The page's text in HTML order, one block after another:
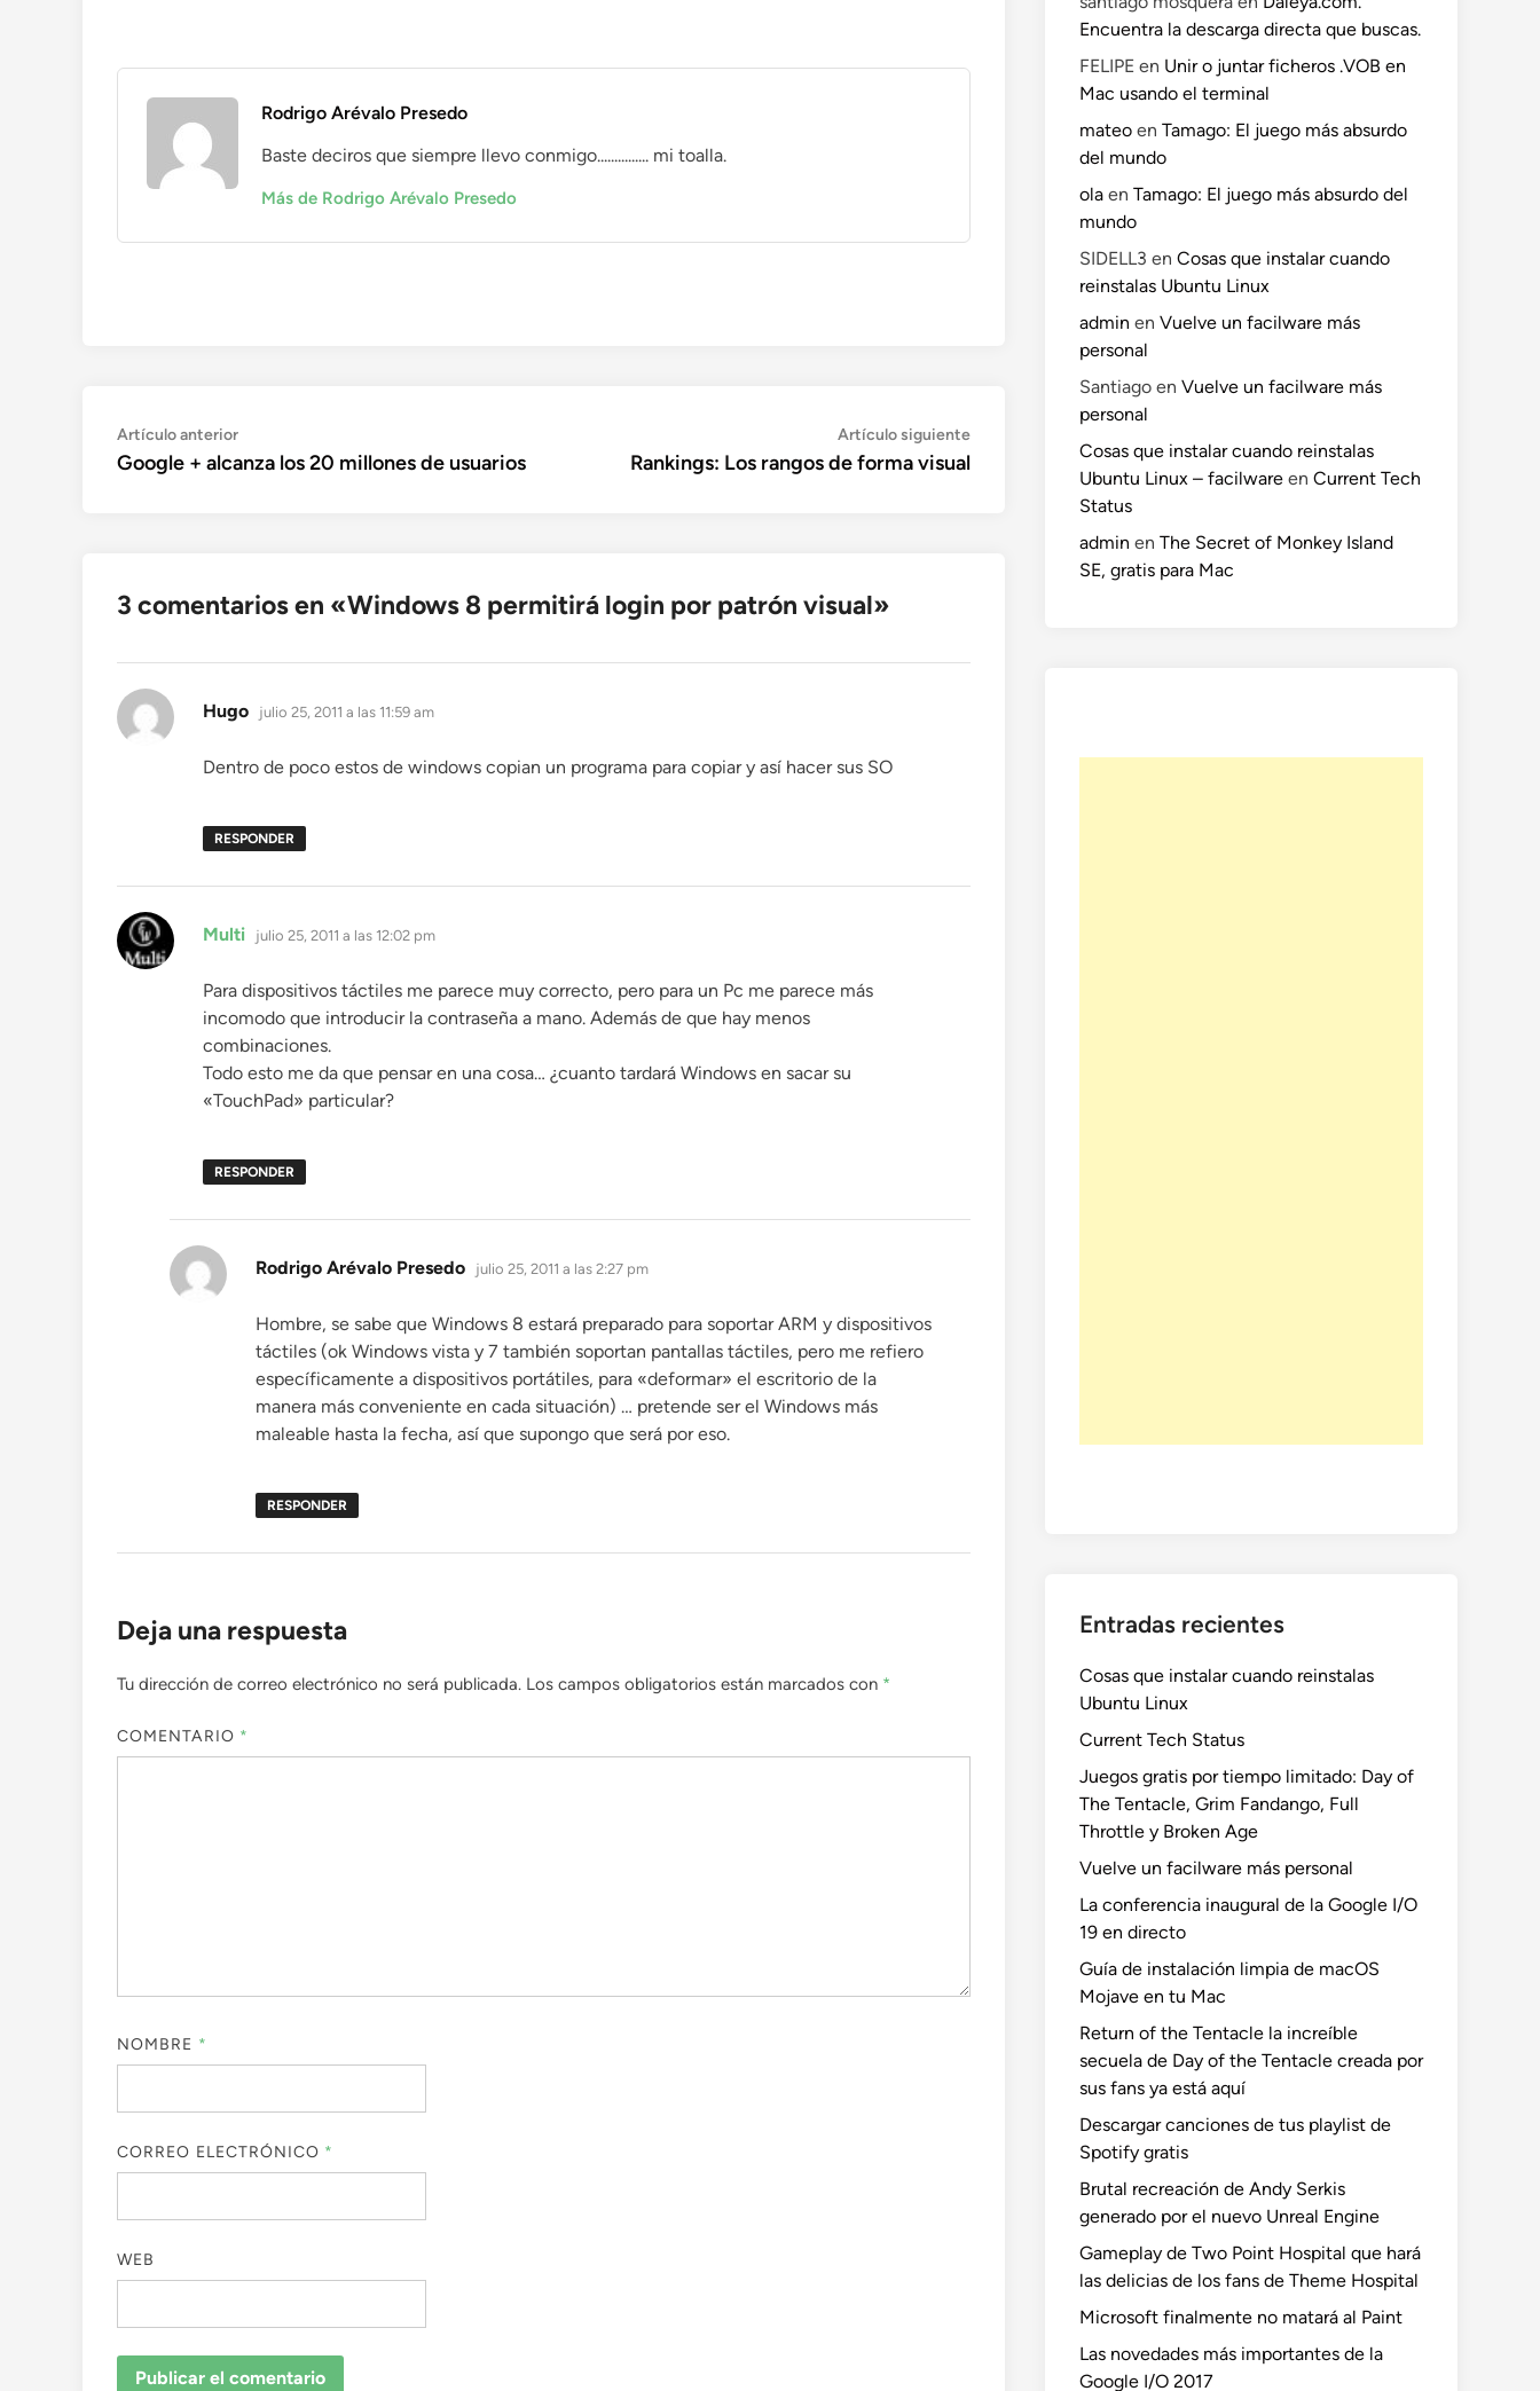
Rodrigo Arévalo Presedo
Baste deciros que siempre llevo conmigo............... mi toalla.
Más de Rodrigo Arévalo Presedo
Navegación
de
Artículo anteriorArtículo
anterior:
Google + alcanza los 20 millones de usuarios
Artículo siguienteArtículo
siguiente:
Rankings: Los rangos de forma visual
3 comentarios en «Windows 8 permitirá login por patrón visual»
Hugo dice:
julio 25, 2011 a las 11:59 am
Dentro de poco estos de windows copian un programa para copiar y así hacer sus SO
RESPONDER
Multi dice:
julio 25, 2011 a las 12:02 pm
Para dispositivos táctiles me parece muy correcto, pero para un Pc me parece más
incomodo que introducir la contraseña a mano. Además de que hay menos
combinaciones.
Todo esto me da que pensar en una cosa… ¿cuanto tardará Windows en sacar su
«TouchPad» particular?
RESPONDER
Rodrigo Arévalo Presedo dice:
julio 25, 2011 a las 2:27 pm
Hombre, se sabe que Windows 8 estará preparado para soportar ARM y dispositivos
táctiles (ok Windows vista y 7 también soportan pantallas táctiles, pero me refiero
específicamente a dispositivos portátiles, para «deformar» el escritorio de la
manera más conveniente en cada situación) … pretende ser el Windows más
maleable hasta la fecha, así que supongo que será por eso.
RESPONDER
Deja una respuesta
Tu dirección de correo electrónico no será publicada. Los campos obligatorios están marcados con *
COMENTARIO *
NOMBRE *
CORREO ELECTRÓNICO *
WEB
Encuentra la descarga directa que buscas.
FELIPE en Unir o juntar ficheros .VOB en
Mac usando el terminal
mateo en Tamago: El juego más absurdo
del mundo
ola en Tamago: El juego más absurdo del
mundo
SIDELL3 en Cosas que instalar cuando
reinstalas Ubuntu Linux
admin en Vuelve un facilware más
personal
Santiago en Vuelve un facilware más
personal
Cosas que instalar cuando reinstalas
Ubuntu Linux – facilware en Current Tech
Status
admin en The Secret of Monkey Island
SE, gratis para Mac
Entradas recientes
Cosas que instalar cuando reinstalas
Ubuntu Linux
Current Tech Status
Juegos gratis por tiempo limitado: Day of
The Tentacle, Grim Fandango, Full
Throttle y Broken Age
Vuelve un facilware más personal
La conferencia inaugural de la Google I/O
19 en directo
Guía de instalación limpia de macOS
Mojave en tu Mac
Return of the Tentacle la increíble
secuela de Day of the Tentacle creada por
sus fans ya está aquí
Descargar canciones de tus playlist de
Spotify gratis
Brutal recreación de Andy Serkis
generado por el nuevo Unreal Engine
Gameplay de Two Point Hospital que hará
las delicias de los fans de Theme Hospital
Microsoft finalmente no matará al Paint
Las novedades más importantes de la
Google I/O 2017